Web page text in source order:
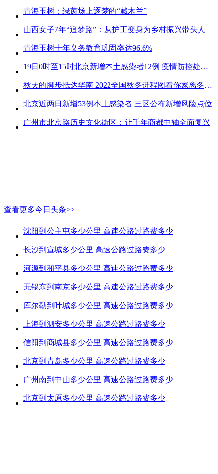
青海玉树：绿茵场上逐梦的“藏木兰”
山西女子7年“追梦路”：从护工变身为乡村振兴带头人
青海玉树十年义务教育巩固率达96.6%
19日0时至15时北京新增本土感染者12例 疫情防控处关键时刻
秋天的脚步抵达华南 2022全国秋冬进程图看你家离冬天有多远
北京近两日新增53例本土感染者 三区公布新增风险点位
广州市北京路历史文化街区：让千年商都中轴全面复兴
查看更多今日头条>>
沈阳到公主屯多少公里 高速公路过路费多少
长沙到宣城多少公里 高速公路过路费多少
河源到和平县多少公里 高速公路过路费多少
无锡东到南京多少公里 高速公路过路费多少
库尔勒到叶城多少公里 高速公路过路费多少
上海到泗安多少公里 高速公路过路费多少
信阳到商城县多少公里 高速公路过路费多少
北京到青岛多少公里 高速公路过路费多少
广州南到中山多少公里 高速公路过路费多少
北京到太原多少公里 高速公路过路费多少